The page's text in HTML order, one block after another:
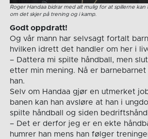
Roger Handaa bidrar med alt mulig for at spillerne
om det skjer på trening og i kamp.
Godt oppdratt!
Og vår mann har selvsagt fortalt
hvilken idrett det handler om her i
– Dattera mi spilte håndball, men
etter min mening. Nå er
han.
Selv om Handaa gjør en utmerket
banen kan han avsløre at han i
spilte håndball og siden
– Det er derfor jeg er en ekte
humrer han mens han følger